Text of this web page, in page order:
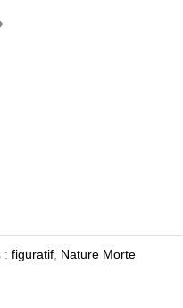
: figuratif Nature Morte